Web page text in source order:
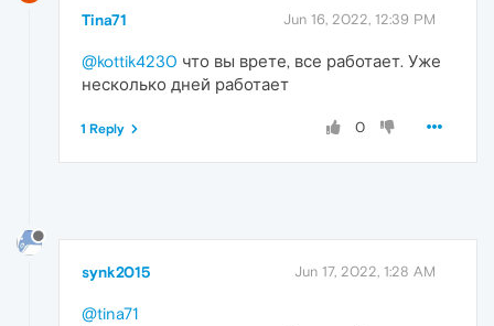
Tina71 Jun 16, 2022, 12:39 PM
@kottik4230 что вы врете, все работает. Уже
несколько дней работает
0
1 Reply
synk2015 Jun 17, 2022, 1:28 AM
@tina71